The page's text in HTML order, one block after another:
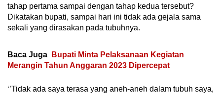
tahap pertama sampai dengan tahap kedua tersebut?
Dikatakan bupati, sampai hari ini tidak ada gejala sama
sekali yang dirasakan pada tubuhnya.
Baca Juga
Bupati Minta Pelaksanaan Kegiatan
Merangin Tahun Anggaran 2023 Dipercepat
‘’Tidak ada saya terasa yang aneh-aneh dalam tubuh saya,